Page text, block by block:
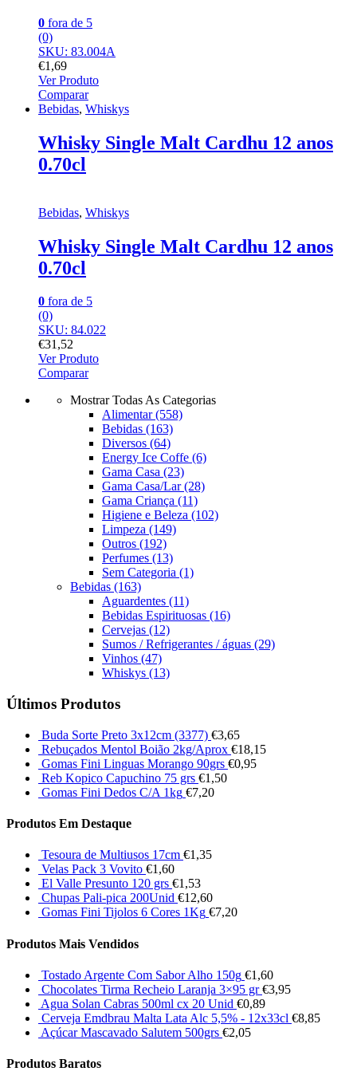
0 fora de 5
(0)
SKU: 83.004A
€1,69
Ver Produto
Comparar
Bebidas, Whiskys
Whisky Single Malt Cardhu 12 anos
0.70cl
Bebidas, Whiskys
Whisky Single Malt Cardhu 12 anos
0.70cl
0 fora de 5
(0)
SKU: 84.022
€31,52
Ver Produto
Comparar
Mostrar Todas As Categorias
Alimentar(558)
Bebidas (163)
Diversos (64)
Energy Ice Coffe (6)
Gama Casa (23)
Gama Casa/Lar(28)
Gama Criança (11)
Higiene e Beleza (102)
Limpeza (149)
Outros (192)
Perfumes (13)
Sem Categoria (1)
Bebidas (163)
Aguardentes (11)
Bebidas Espirituosas (16)
Cervejas (12)
Sumos / Refrigerantes / águas (29)
Vinhos (47)
Whiskys (13)
Últimos Produtos
Buda Sorte Preto 3x12cm (3377) €3,65
Rebuçados Mentol Boião 2kg/Aprox €18,15
Gomas Fini Linguas Morango 90grs €0,95
Reb Kopico Capuchino 75 grs €1,50
Gomas Fini Dedos C/A 1kg €7,20
Produtos Em Destaque
Tesoura de Multiusos 17cm €1,35
Velas Pack 3 Vovito €1,60
El Valle Presunto 120 grs €1,53
Chupas Pali-pica 200Unid €12,60
Gomas Fini Tijolos 6 Cores 1Kg €7,20
Produtos Mais Vendidos
Tostado Argente Com Sabor Alho 150g €1,60
Chocolates Tirma Recheio Laranja 3×95 gr €3,95
Agua Solan Cabras 500ml cx 20 Unid €0,89
Cerveja Emdbrau Malta Lata Alc 5,5% - 12x33cl €8,85
Açúcar Mascavado Salutem 500grs €2,05
Produtos Baratos